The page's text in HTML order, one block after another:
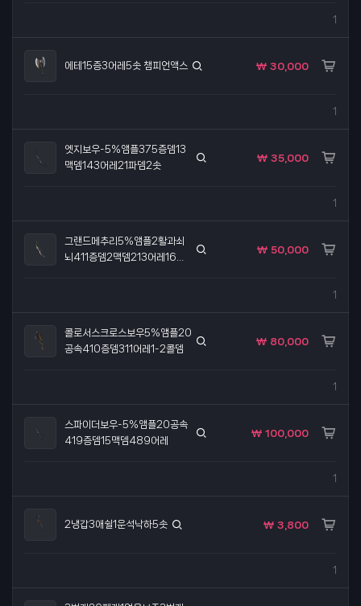
1
에테15증3어레5솟 챔피언액스
1
₩ 30,000
엣지보우-5%앰플375증뎀13
맥뎀143어레21파뎀2솟
1
₩ 35,000
그랜드메추리5%앰플2활과쇠
뇌411증뎀2맥뎀213어레16민
1
₩ 50,000
콜로서스크로스보우5%앰플20
공속410증뎀311어레1-2콜뎀
1
₩ 80,000
스파이더보우-5%앰플20공속
419증뎀15맥뎀489어레
1
₩ 100,000
2냉갑3애쉴1운석낙하5솟
1
₩ 3,800